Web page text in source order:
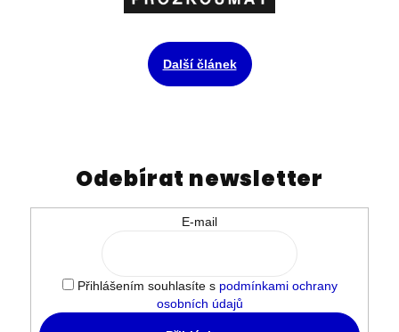
Další článek
Odebírat newsletter
E-mail
Přihlášením souhlasíte s podmínkami ochrany
osobních údajů